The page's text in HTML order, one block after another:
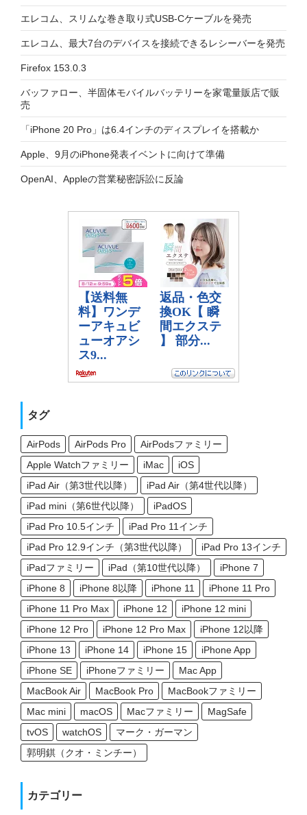
エレコム、スリムな巻き取り式USB-Cケーブルを発売
エレコム、最大7台のデバイスを接続できるレシーバーを発売
Firefox 153.0.3
バッファロー、半固体モバイルバッテリーを家電量販店で販
売
「iPhone 20 Pro」は6.4インチのディスプレイを搭載か
Apple、9月のiPhone発表イベントに向けて準備
OpenAI、Appleの営業秘密訴訟に反論
タグ
AirPods AirPods Pro
AirPodsファミリー
Apple Watchファミリー
iMac
iOS
iPad Air（第3世代以降）
iPad Air（第4世代以降）
iPad mini（第6世代以降）
iPadOS
iPad Pro 10.5インチ
iPad Pro 11インチ
iPad Pro 12.9インチ（第3世代以降）
iPad Pro 13インチ
iPadファミリー
iPad（第10世代以降）
iPhone 7
iPhone 8
iPhone 8以降 iPhone 11
iPhone 11 Pro
iPhone 11 Pro Max
iPhone 12
iPhone 12 mini
iPhone 12 Pro
iPhone 12 Pro Max
iPhone 12以降
iPhone 13
iPhone 14 iPhone 15
iPhone App
iPhone SE
iPhoneファミリー
Mac App
MacBook Air
MacBook Pro
MacBookファミリー
Mac mini
macOS Macファミリー
MagSafe
tvOS
watchOS
マーク・ガーマン
郭明錤（クオ・ミンチー）
カテゴリー